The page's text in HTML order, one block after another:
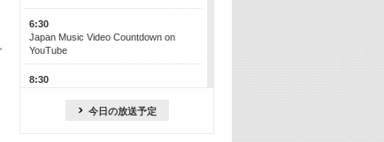
6:30
Japan Music Video Countdown on
YouTube
8:30
今日の放送予定